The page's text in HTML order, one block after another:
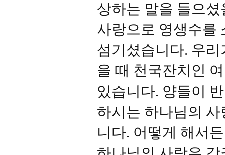
상하는 말을 들으
사랑으로 영생수를
섬기셨습니다. 우
을 때 천국잔치인
있습니다. 양들이
하시는 하나님의
니다. 어떻게 해서